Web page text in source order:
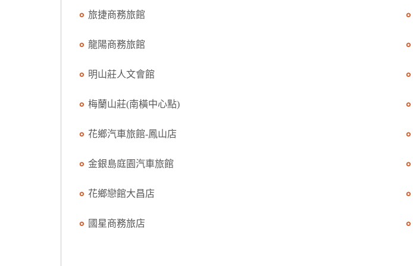
旅捷商務旅館
龍陽商務旅館
明山莊人文會館
梅蘭山莊(南橫中心點)
花鄉汽車旅館-鳳山店
金銀島庭園汽車旅館
花鄉戀館大昌店
國星商務旅店